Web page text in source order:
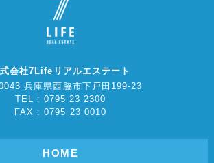
会社7Lifeリアルエステート
兵庫県西脇市下戸田199-23
TEL : 0795 23 2300
FAX : 0795 23 0010
HOME